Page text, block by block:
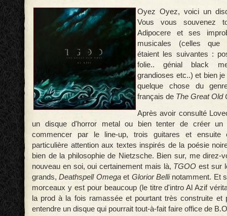
Oyez Oyez, voici un
Vous vous souvenez
Adipocere et ses
musicales (celles que
étaient les suivantes :
folie.. génial black
grandioses etc..) et bien
quelque chose du
français de The Great Old
Après avoir consulté
un disque d'horror metal ou bien tenter de créer un
commencer par le line-up, trois guitares et ensuite
particulière attention aux textes inspirés de la poésie
bien de la philosophie de Nietzsche. Bien sur, me direz-
nouveau en soi, oui certainement mais là, TGOO est sur
grands,Deathspell Omegaet Glorior Belli notamment. Et
morceaux y est pour beaucoup (le titre d'intro Al Azif
la prod à la fois ramassée et pourtant très construite et
entendre un disque qui pourrait tout-à-fait faire office de